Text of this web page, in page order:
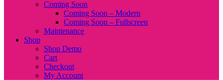
Coming Soon
Coming Soon – Modern
Coming Soon – Fullscreen
Maintenance
Shop
Shop Demo
Cart
Checkout
My Account